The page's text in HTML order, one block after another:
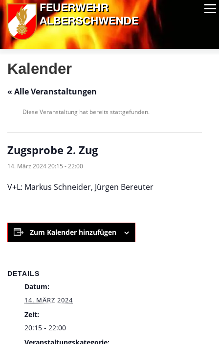
Zum
Inhalt
springen
Menü
ALPIN-NASSWETTBEWERB MITGLIEDER
Kalender
« Alle Veranstaltungen
Diese Veranstaltung hat bereits stattgefunden.
Zugsprobe 2. Zug
14. März 2024 20:15 -22:00
V+L: Markus Schneider, Jürgen Bereuter
Zum Kalender hinzufügen
DETAILS
Datum:
14. MÄRZ 2024
Zeit:
20:15 - 22:00